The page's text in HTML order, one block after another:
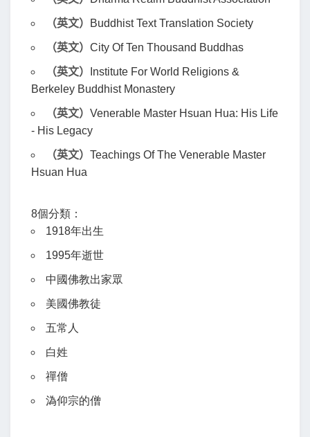
（英文） Buddhist Text Translation Society
（英文） City Of Ten Thousand Buddhas
（英文）
Institute For World Religions &
Berkeley Buddhist Monastery
（英文） Venerable Master Hsuan Hua: His Life
- His Legacy
（英文） Teachings Of The Venerable Master
Hsuan Hua
8個分類 ：
1918年出生
1995年逝世
中國佛教出家眾
美國佛教徒
五常人
白姓
禪僧
溈仰宗的僧